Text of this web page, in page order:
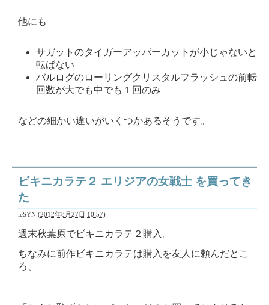
他にも
サガットのタイガーアッパーカットが小じゃないと
転ばない
バルログのローリングクリスタルフラッシュの前転
回数が大でも中でも１回のみ
などの細かい違いがいくつかあるそうです。
ビキニカラテ２ エリジアの女戦士 を買ってき
た
leSYN (2012年8月27日 10:57)
週末秋葉原でビキニカラテ２購入。
ちなみに前作ビキニカラテは購入を友人に頼んだとこ
ろ、